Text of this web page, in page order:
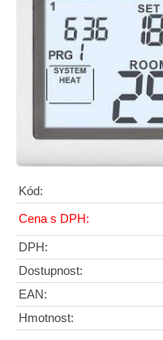
Kód:
Cena s DPH:
DPH:
Dostupnost:
EAN:
Hmotnost: